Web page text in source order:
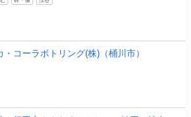
・コーラボトリング(株)（桶川市）